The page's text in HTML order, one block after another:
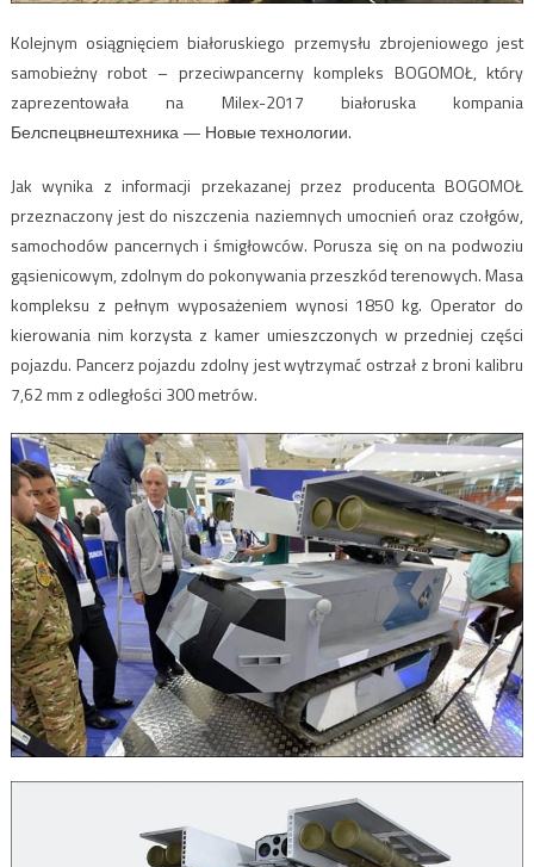
Kolejnym osiągnięciem białoruskiego przemysłu zbrojeniowego jest
samobieżny robot – przeciwpancerny kompleks BOGOMOŁ, który
zaprezentowała na Milex-2017 białoruska kompania
Белспецвнештехника — Новые технологии.
Jak wynika z informacji przekazanej przez producenta BOGOMOŁ
przeznaczony jest do niszczenia naziemnych umocnień oraz czołgów,
samochodów pancernych i śmigłowców. Porusza się on na podwoziu
gąsienicowym, zdolnym do pokonywania przeszkód terenowych. Masa
kompleksu z pełnym wyposażeniem wynosi 1850 kg. Operator do
kierowania nim korzysta z kamer umieszczonych w przedniej części
pojazdu. Pancerz pojazdu zdolny jest wytrzymać ostrzał z broni kalibru
7,62 mm z odległości 300 metrów.